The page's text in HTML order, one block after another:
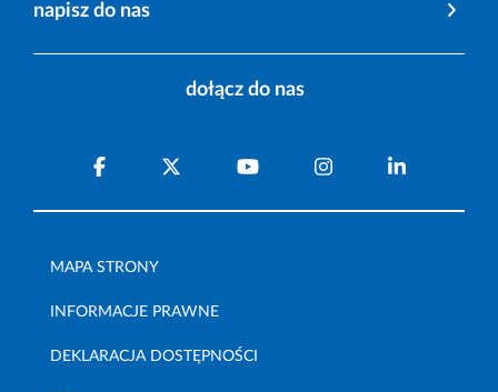
napisz do nas
dołącz do nas
MAPA STRONY
INFORMACJE PRAWNE
DEKLARACJA DOSTĘPNOŚCI